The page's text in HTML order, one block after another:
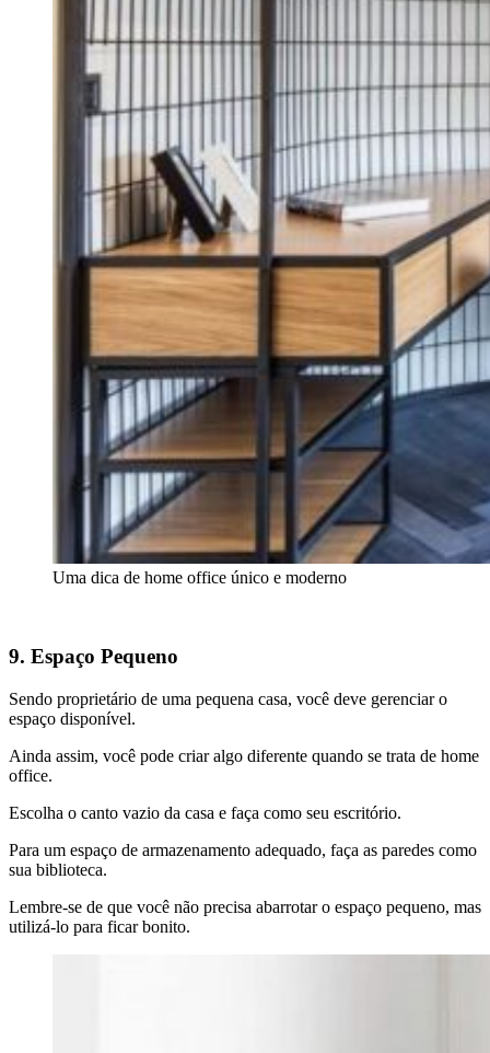
Uma dica de home office único e moderno
9. Espaço Pequeno
Sendo proprietário de uma pequena casa, você deve gerenciar o
espaço disponível.
Ainda assim, você pode criar algo diferente quando se trata de home
office.
Escolha o canto vazio da casa e faça como seu escritório.
Para um espaço de armazenamento adequado, faça as paredes como
sua biblioteca.
Lembre-se de que você não precisa abarrotar o espaço pequeno, mas
utilizá-lo para ficar bonito.